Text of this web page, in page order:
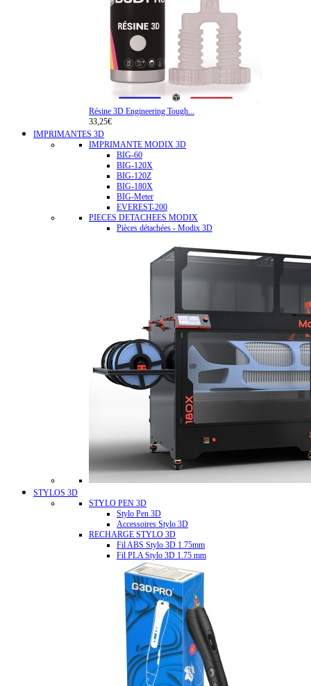
Résine 3D Engineering Tough...
33,25€
IMPRIMANTES 3D
IMPRIMANTE MODIX 3D
BIG-60
BIG-120X
BIG-120Z
BIG-180X
BIG-Meter
EVEREST-200
PIECES DETACHEES MODIX
Pièces détachées - Modix 3D
STYLOS 3D
STYLO PEN 3D
Stylo Pen 3D
Accessoires Stylo 3D
RECHARGE STYLO 3D
Fil ABS Stylo 3D 1.75mm
Fil PLA Stylo 3D 1.75 mm